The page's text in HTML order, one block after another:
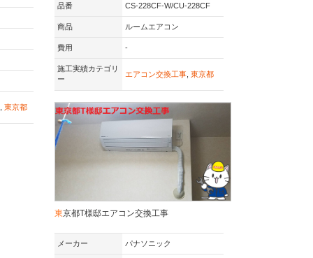
東京都
品番 CS-228CF-W/CU-228CF
商品 ルームエアコン
費用 -
施工実績カテゴリ
ー
エアコン交換工事 ,東京都
東京都T様邸エアコン交換工事
メーカー パナソニック